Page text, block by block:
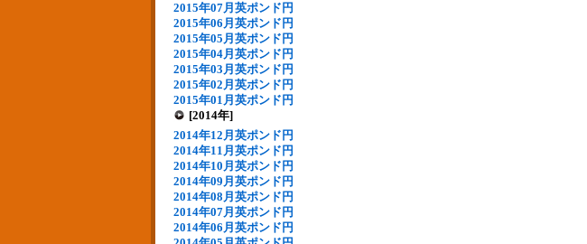
2015年07月英ポンド円
2015年06月英ポンド円
2015年05月英ポンド円
2015年04月英ポンド円
2015年03月英ポンド円
2015年02月英ポンド円
2015年01月英ポンド円
[2014年]
2014年12月英ポンド円
2014年11月英ポンド円
2014年10月英ポンド円
2014年09月英ポンド円
2014年08月英ポンド円
2014年07月英ポンド円
2014年06月英ポンド円